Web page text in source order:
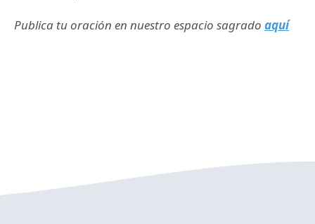
Publica tu oración en nuestro espacio sagrado aquí